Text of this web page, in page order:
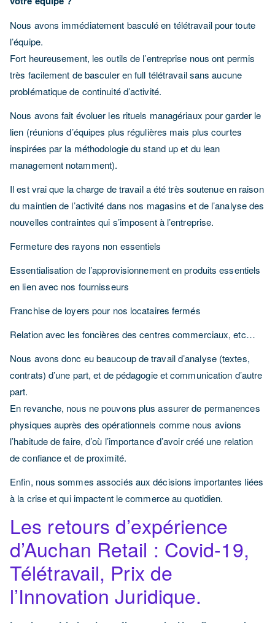
Nous avons immédiatement basculé en télétravail pour toute
l’équipe.
Fort heureusement, les outils de l’entreprise nous ont permis
très facilement de basculer en full télétravail sans aucune
problématique de continuité d’activité.
Nous avons fait évoluer les rituels managériaux pour garder le
lien (réunions d’équipes plus régulières mais plus courtes
inspirées par la méthodologie du stand up et du lean
management notamment).
Il est vrai que la charge de travail a été très soutenue en raison
du maintien de l’activité dans nos magasins et de l’analyse des
nouvelles contraintes qui s’imposent à l’entreprise.
Fermeture des rayons non essentiels
Essentialisation de l’approvisionnement en produits essentiels
en lien avec nos fournisseurs
Franchise de loyers pour nos locataires fermés
Relation avec les foncières des centres commerciaux, etc…
Nous avons donc eu beaucoup de travail d’analyse (textes,
contrats) d’une part, et de pédagogie et communication d’autre
part.
En revanche, nous ne pouvons plus assurer de permanences
physiques auprès des opérationnels comme nous avions
l’habitude de faire, d’où l’importance d’avoir créé une relation
de confiance et de proximité.
Enfin, nous sommes associés aux décisions importantes liées
à la crise et qui impactent le commerce au quotidien.
Les retours d’expérience
d’Auchan Retail : Covid-19,
Télétravail, Prix de
l’Innovation Juridique.